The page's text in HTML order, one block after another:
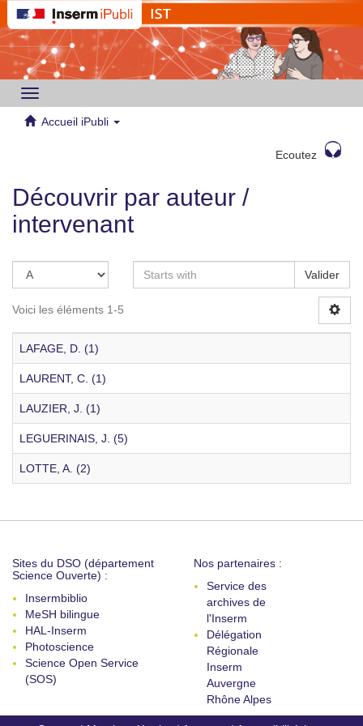
Toggle
navigation
Accueil iPubli
Ecoutez
Découvrir par auteur /
intervenant
Valider
Voici les éléments 1-5
LAFAGE, D. (1)
LAURENT, C. (1)
LAUZIER, J. (1)
LEGUERINAIS, J. (5)
LOTTE, A. (2)
Sites du DSO (département
Science Ouverte) :
Insermbiblio
MeSH bilingue
HAL-Inserm
Photoscience
Science Open Service
(SOS)
Nos partenaires :
Service des
archives de
l'Inserm
Délégation
Régionale
Inserm
Auvergne
Rhône Alpes